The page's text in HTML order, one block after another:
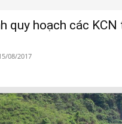
quy hoạch các KCN
08/2017